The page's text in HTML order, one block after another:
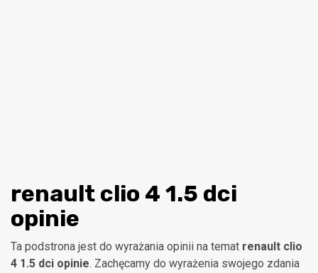
renault clio 4 1.5 dci
opinie
Ta podstrona jest do wyrażania opinii na temat renault clio
4 1.5 dci opinie. Zachęcamy do wyrażenia swojego zdania